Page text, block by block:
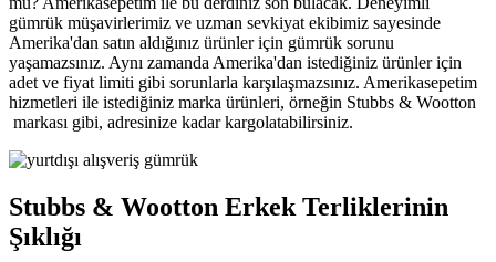
gümrük müşavirlerimiz ve uzman sevkiyat ekibimiz sayesinde
Amerika'dan satın aldığınız ürünler için gümrük sorunu
yaşamazsınız. Aynı zamanda Amerika'dan istediğiniz ürünler için
adet ve fiyat limiti gibi sorunlarla karşılaşmazsınız. Amerikasepetim
hizmetleri ile istediğiniz marka ürünleri, örneğin Stubbs & Wootton
markası gibi, adresinize kadar kargolatabilirsiniz.
Stubbs & Wootton Erkek Terliklerinin
Şıklığı